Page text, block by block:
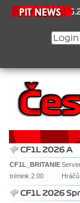
CF1L 2026 A
CF1L_BRITANIE
trénink 2:00
CF1L 2026